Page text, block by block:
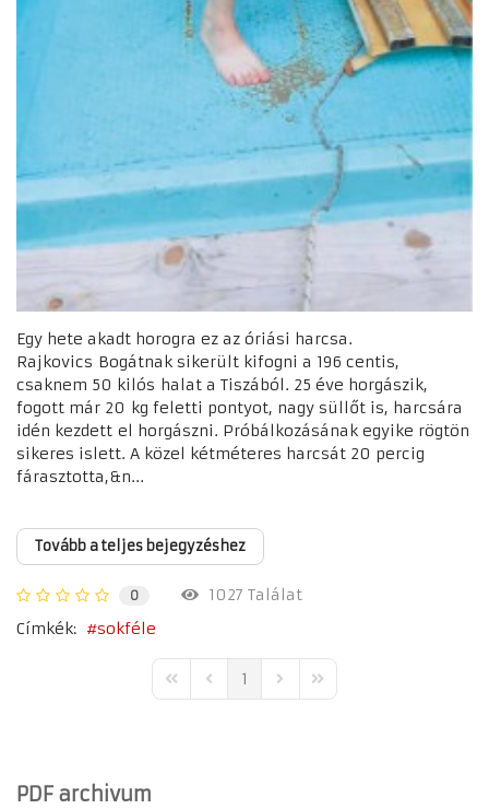
Egy hete akadt horogra ez az óriási harcsa.
Rajkovics Bogátnak sikerült kifogni a 196 centis,
csaknem 50 kilós halat a Tiszából. 25 éve horgászik,
fogott már 20 kg feletti pontyot, nagy süllőt is, harcsára
idén kezdett el horgászni. Próbálkozásának egyike rögtön
sikeres islett. A közel kétméteres harcsát 20 percig
fárasztotta,&n...
Tovább a teljes bejegyzéshez
0
1027 Találat
Címkék:
sokféle
First PagePrevious Page
1 Next PageLast Page
PDF archivum